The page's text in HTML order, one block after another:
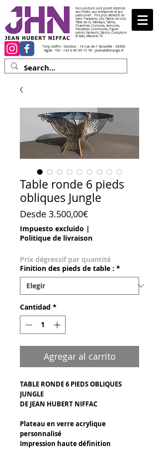
Nos produits sont plutôt destinés
aux hôtels, aux entreprises et aux
particuliers : Prix plus attractifs en
série. Paravents, Lits, Tables de nuit,
Têtes de lit, Tableaux, Tables,
Chambres, Consoles, Armoires,
Penderies, Commodes, Papier
peints, Fauteuils, Salons, Comptoirs
et Bars, Meubles TV.
Tony Caffin - Occitour : 14 rue de l' Avocette - 34300
Agde - Tél : +33 6 45 99 15 78- jeahub@orange.fr
Table ronde 6 pieds
obliques Jungle
Desde 3.500,00€
Impuesto excluido |
Politique de livraison
Prix dégressif par quantité
Finition des pieds de table : *
Cantidad *
Agregar al carrito
TABLE RONDE 6 PIEDS OBLIQUES
JUNGLE
DE JEAN HUBERT NIFFAC
Plateau en verre acrylique
personnalisé
Impression haute définition